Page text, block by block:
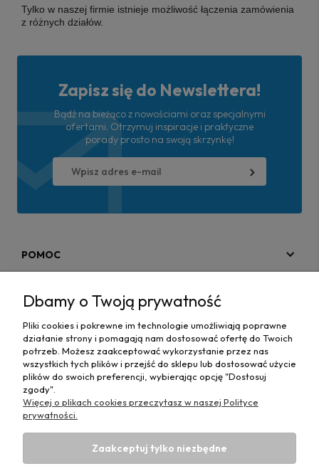
Tylko w naszej firmie istnieje możliwość łączenia zamówienia
z różnych działów.
Zapisz się do Newslettera!
Bądź na bieżąco z nowościami oraz specjalnymi
ofertami. Otrzymuj inspiracje i praktyczne
porady prosto na swoją skrzynkę!
POMOC
MAPA STRONY
INFORMACJE
Dbamy o Twoją prywatność
Pliki cookies i pokrewne im technologie umożliwiają poprawne
działanie strony i pomagają nam dostosować ofertę do Twoich
potrzeb. Możesz zaakceptować wykorzystanie przez nas
wszystkich tych plików i przejść do sklepu lub dostosować użycie
plików do swoich preferencji, wybierając opcję "Dostosuj
zgody".
Więcej o plikach cookies przeczytasz w naszej Polityce
prywatności.
Zaakceptuj tylko niezbędne